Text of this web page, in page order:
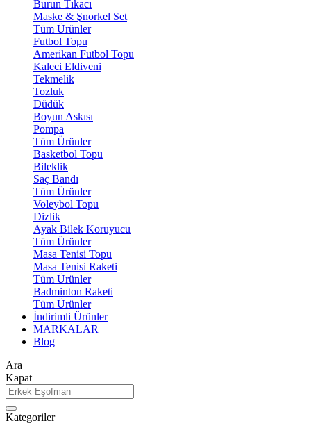
Burun Tıkacı
Maske & Şnorkel Set
Tüm Ürünler
Futbol Topu
Amerikan Futbol Topu
Kaleci Eldiveni
Tekmelik
Tozluk
Düdük
Boyun Askısı
Pompa
Tüm Ürünler
Basketbol Topu
Bileklik
Saç Bandı
Tüm Ürünler
Voleybol Topu
Dizlik
Ayak Bilek Koruyucu
Tüm Ürünler
Masa Tenisi Topu
Masa Tenisi Raketi
Tüm Ürünler
Badminton Raketi
Tüm Ürünler
İndirimli Ürünler
MARKALAR
Blog
Ara
Kapat
Kategoriler